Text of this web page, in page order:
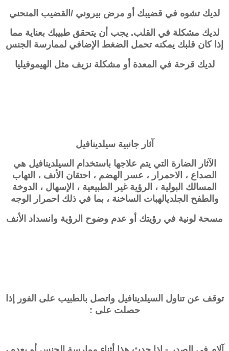
لديك تشوه في قضيبك أو مرض بيروني /القضيب المنحني
لديك مشكلة في القلب. يجب أن يتحقق طبيبك بعناية مما
إذا كان قلبك يمكنه تحمل الضغط الإضافي لممارسة الجنس
لديك قرحة في المعدة أو مشكلة نزيف مثل الهيموفيليا
آثار جانبيةسيلدينافيل
الآثار الضارة التي يتم علاجها باستخدام السيلدينافيل هي
الصداع ، الاحمرار ، عسر الهضم ، احتقان الأنف ، التهاب
المسالك البولية ، الرؤية غير الطبيعية ، الإسهال ، الدوخة
والطفح الجلديالهبات الساخنة ، بما في ذلك احمرار الوجه
مسحة لونية في رؤيتك أو عدم وضوح الرؤية و انسداد الأنف
توقف عن تناول السيلدينافيل واتصل بالطبيب على الفور إذا
حصلت على :